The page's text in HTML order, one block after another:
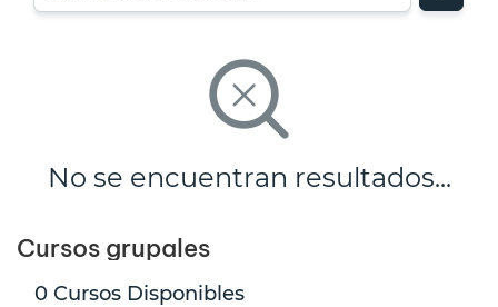
No se encuentran resultados...
Cursos grupales
0 Cursos Disponibles